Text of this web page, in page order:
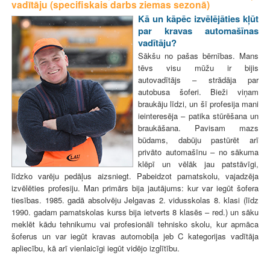
s
a
u
l
e
vadītāju (specifiskais darbs ziemas sezonā)
Kā un kāpēc izvēlējāties kļūt
par kravas automašīnas
vadītāju?
Sākšu no pašas bērnības. Mans
tēvs visu mūžu ir bijis
autovadītājs – strādāja par
autobusa šoferi. Bieži viņam
braukāju līdzi, un šī profesija mani
ieinteresēja – patika stūrēšana un
braukāšana. Pavisam mazs
būdams, dabūju pastūrēt arī
privāto automašīnu – no sākuma
klēpī un vēlāk jau patstāvīgi,
līdzko varēju pedāļus aizsniegt. Pabeidzot pamatskolu, vajadzēja
izvēlēties profesiju. Man primārs bija jautājums: kur var iegūt šofera
tiesības. 1985. gadā absolvēju Jelgavas 2. vidusskolas 8. klasi (līdz
1990. gadam pamatskolas kurss bija ietverts 8 klasēs – red.) un sāku
meklēt kādu tehnikumu vai profesionāli tehnisko skolu, kur apmāca
šoferus un var iegūt kravas automobiļa jeb C kategorijas vadītāja
apliecību, kā arī vienlaicīgi iegūt vidējo izglītību.